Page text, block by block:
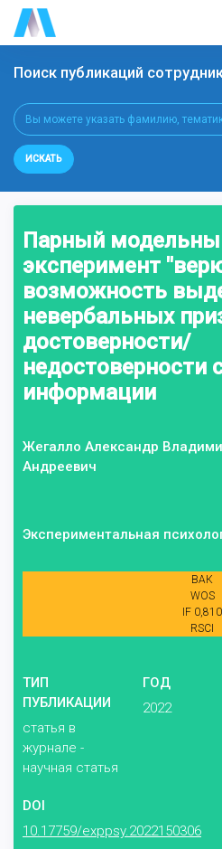
Поиск публикаций
ИСКАТЬ
Парный
эксперимент
возможность
невербальных
достоверности/
недостоверности
информации
Жегалло Александр
Андреевич
Экспериментальная
ВАК
WOS
IF 0,810
RSCI
ТИП
ПУБЛИКАЦИИ
статья в
журнале -
научная статья
ГОД
2022
DOI
10.17759/exppsy.2022150306